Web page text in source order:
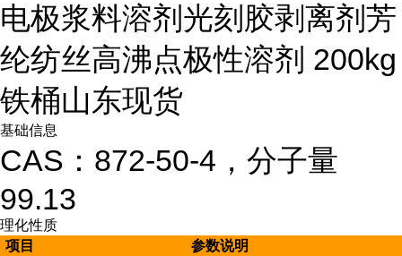
电极浆料溶剂光刻胶剥离剂芳
纶纺丝高沸点极性溶剂 200kg
铁桶山东现货
基础信息
CAS：872-50-4，分子量
99.13
理化性质
项目
参数说明